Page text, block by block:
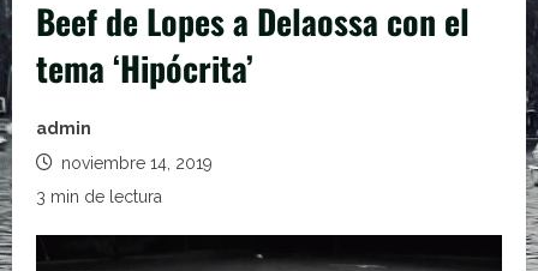
Beef de Lopes a Delaossa con el
tema ‘Hipócrita’
admin
noviembre 14, 2019
3 min de lectura